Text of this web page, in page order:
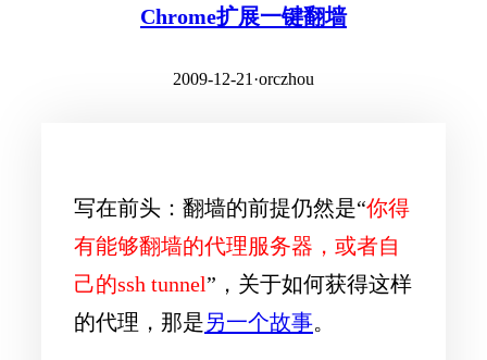
Chrome扩展一键翻墙
2009-12-21 ·orczhou
写在前头：翻墙的前提仍然是“你得
有能够翻墙的代理服务器，或者自
己的ssh tunnel”，关于如何获得这样
的代理，那是另一个故事。